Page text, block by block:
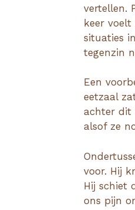
vertellen.
keer
situaties
tegenzin
Een
eetzaal
achter dit
alsof ze
voor. Hij
Hij schiet
ons pijn